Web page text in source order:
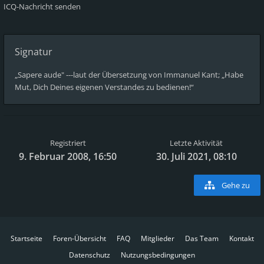
ICQ-Nachricht senden
Signatur
„Sapere aude" ---laut der Übersetzung von Immanuel Kant; „Habe
Mut, Dich Deines eigenen Verstandes zu bedienen!“
Registriert
9. Februar 2008, 16:50
Letzte Aktivität
30. Juli 2021, 08:10
Gehe zu
Startseite Foren-Übersicht FAQ Mitglieder Das Team
Kontakt
Datenschutz
Nutzungsbedingungen